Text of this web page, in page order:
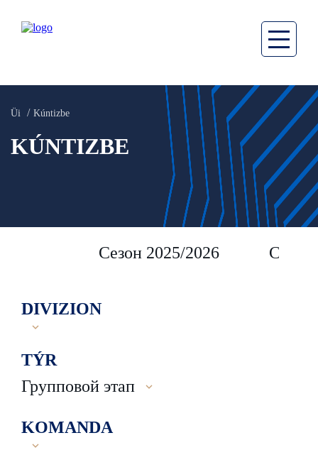
Üi Kúntizbe
KÚNTIZBE
Сезон 2025/2026 Сезон
DIVIZION
TÝR
Групповой этап
KOMANDA